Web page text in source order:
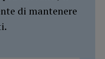
di mantenere